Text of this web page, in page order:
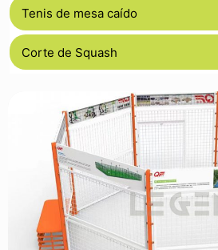
Tenis de mesa caído
Corte de Squash